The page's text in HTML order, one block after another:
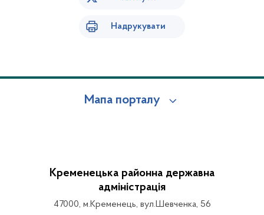
Надрукувати
Мапа порталу
Кременецька районна державна
адміністрація
47000, м.Кременець, вул.Шевченка, 56